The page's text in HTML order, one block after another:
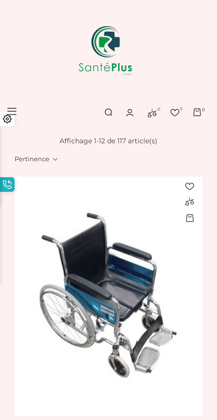
0 0 0
Pertinence
Affichage 1-12 de 117 article(s)